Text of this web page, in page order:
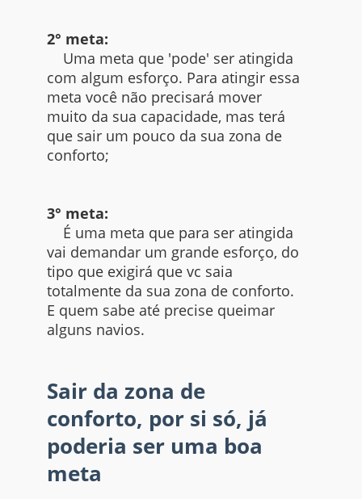
2° meta:
Uma meta que 'pode' ser atingida
com algum esforço. Para atingir essa
meta você não precisará mover
muito da sua capacidade, mas terá
que sair um pouco da sua zona de
conforto;
3° meta:
É uma meta que para ser atingida
vai demandar um grande esforço, do
tipo que exigirá que vc saia
totalmente da sua zona de conforto.
E quem sabe até precise queimar
alguns navios.
Sair da zona de
conforto, por si só, já
poderia ser uma boa
meta